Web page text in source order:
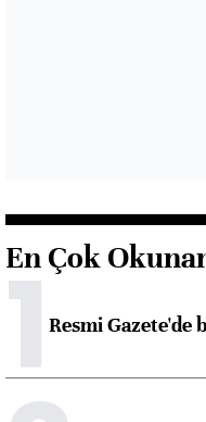
En Çok
1Resmi Gazete'de